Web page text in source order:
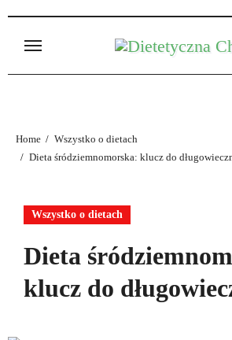
content
Home
Wszystko o dietach
Dieta śródziemnomorska: klucz do
Wszystko o dietach
Dieta
klucz do